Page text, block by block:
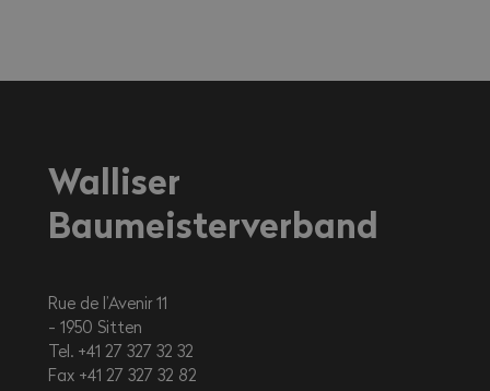
Walliser
Baumeisterverband
Rue de l’Avenir 11
1950 Sitten
Tel. +41 27 327 32 32
Fax +41 27 327 32 82